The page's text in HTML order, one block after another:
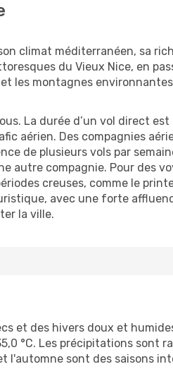
climat méditerranéen, sa
du Vieux Nice, en
les montagnes
La durée d’un vol direct
aérien. Des compagnies
de plusieurs vols par
autre compagnie. Pour des
creuses, comme le
avec une forte
la ville.
et des hivers doux et
°C. Les précipitations sont
l'automne sont des saisons